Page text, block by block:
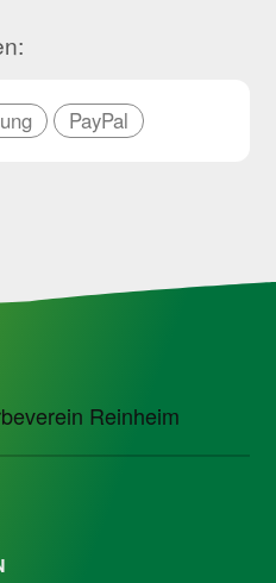
PayPal